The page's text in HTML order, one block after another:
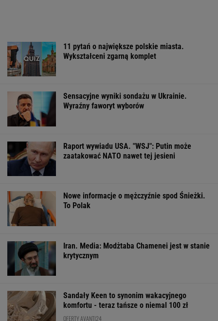
11 pytań o największe polskie miasta.
Wykształceni zgarną komplet
Sensacyjne wyniki sondażu w Ukrainie.
Wyraźny faworyt wyborów
Raport wywiadu USA. "WSJ": Putin może
zaatakować NATO nawet tej jesieni
Nowe informacje o mężczyźnie spod Śnieżki.
To Polak
Iran. Media: Modżtaba Chamenei jest w stanie
krytycznym
Sandały Keen to synonim wakacyjnego
komfortu - teraz tańsze o niemal 100 zł
OFERTY AVANTI24